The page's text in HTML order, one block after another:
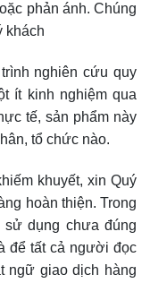
phản ánh. Chúng
khách
nghiên cứu quy
ít kinh nghiệm qua
tế, sản phẩm này
tổ chức nào.
khuyết, xin Quý
hoàn thiện. Trong
sử dụng chưa đúng
để tất cả người đọc
ngữ giao dịch hàng